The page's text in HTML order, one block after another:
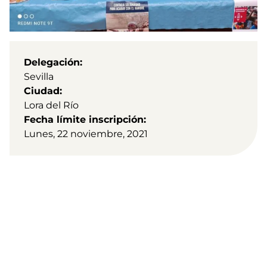
Delegación
Sevilla
Ciudad
Lora del Río
Fecha límite inscripción
Lunes, 22 noviembre, 2021